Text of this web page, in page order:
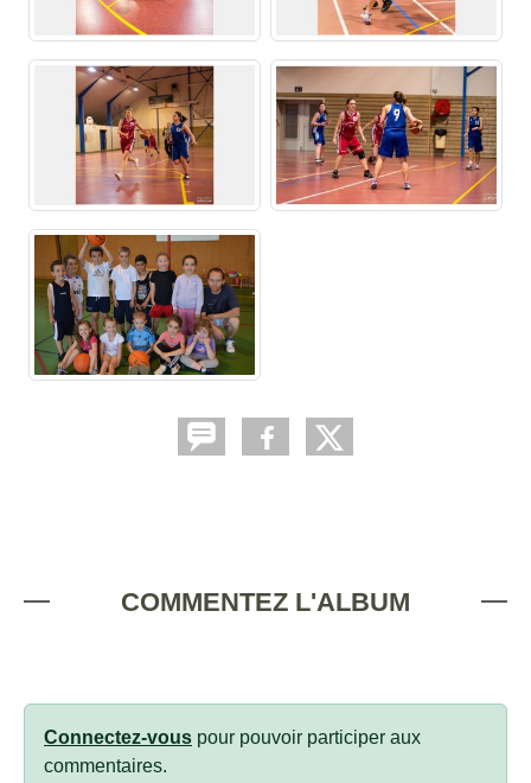
COMMENTEZ L'ALBUM
Connectez-vous pour pouvoir participer aux
commentaires.